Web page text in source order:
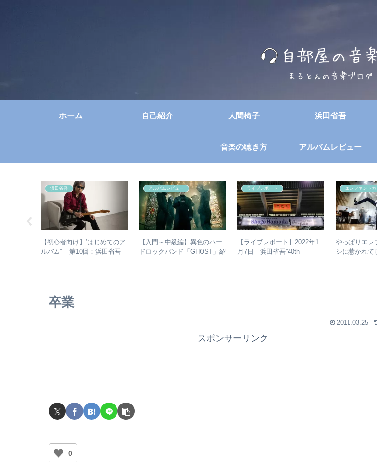
ホーム 自己紹介 人間椅子 浜田省吾
音楽の聴き方 アルバムレビュー
浜田省吾
【初心者向け】”はじめてのア
ルバム” – 第10回：浜田省吾
アルバムレビュー
【入門～中級編】異色のハー
ドロックバンド「GHOST」紹
ライブレポート
【ライブレポート】2022年1
月7日 浜田省吾”40th
エレファントカ
やっぱりエレ
シに惹かれて
卒業
2011.03.25
スポンサーリンク
0